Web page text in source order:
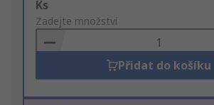
Add
to
Basket
Ks
Zadejte množství
Přidat do košíku